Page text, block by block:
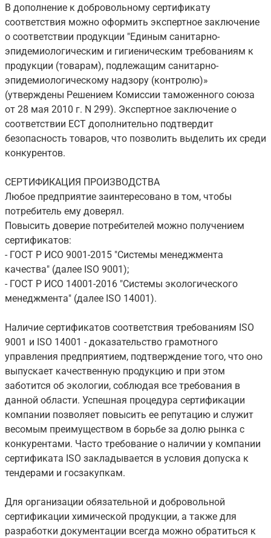
В дополнение к добровольному сертификату
соответствия можно оформить экспертное заключение
о соответствии продукции "Единым санитарно-
эпидемиологическим и гигиеническим требованиям к
продукции (товарам), подлежащим санитарно-
эпидемиологическому надзору (контролю)»
(утверждены Решением Комиссии таможенного союза
от 28 мая 2010 г. N 299). Экспертное заключение о
соответствии ЕСТ дополнительно подтвердит
безопасность товаров, что позволить выделить их среди
конкурентов.
СЕРТИФИКАЦИЯ ПРОИЗВОДСТВА
Любое предприятие заинтересовано в том, чтобы
потребитель ему доверял.
Повысить доверие потребителей можно получением
сертификатов:
- ГОСТ Р ИСО 9001-2015 "Системы менеджмента
качества" (далее ISO 9001);
- ГОСТ Р ИСО 14001-2016 "Системы экологического
менеджмента" (далее ISO 14001).
Наличие сертификатов соответствия требованиям ISO
9001 и ISO 14001 - доказательство грамотного
управления предприятием, подтверждение того, что оно
выпускает качественную продукцию и при этом
заботится об экологии, соблюдая все требования в
данной области. Успешная процедура сертификации
компании позволяет повысить ее репутацию и служит
весомым преимуществом в борьбе за долю рынка с
конкурентами. Часто требование о наличии у компании
сертификата ISO закладывается в условия допуска к
тендерами и госзакупкам.
Для организации обязательной и добровольной
сертификации химической продукции, а также для
разработки документации всегда можно обратиться к